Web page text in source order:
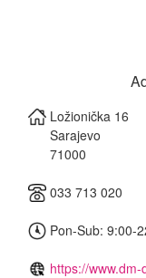
Ložionička 16
Sarajevo
71000
033 713 020
Pon-Sub: 9:00-
https://